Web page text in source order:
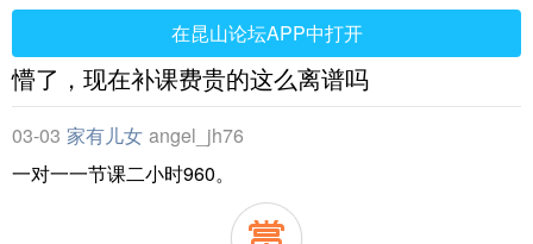
在昆山论坛APP中打开
懵了，现在补课费贵的这么离谱吗
03-03 家有儿女 angel_jh76
一对一一节课二小时960。